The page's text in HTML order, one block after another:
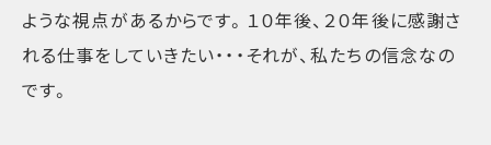
ような視点があるからです。１０年後、２０年後に感謝さ
れる仕事をしていきたい・・・それが、私たちの信念なの
です。